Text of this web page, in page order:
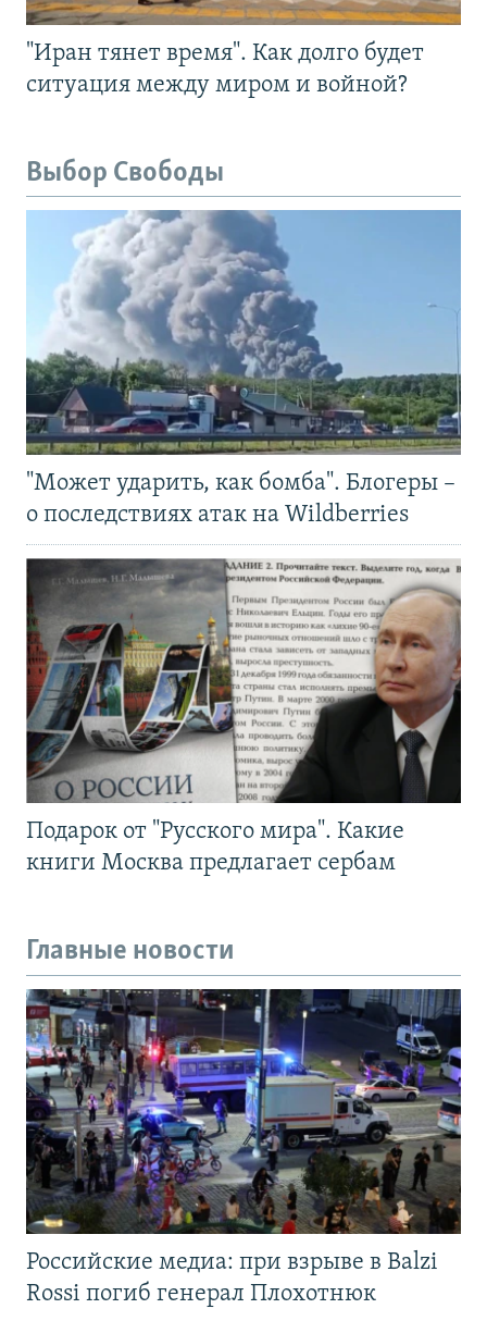
"Иран тянет время". Как долго будет
ситуация между миром и войной?
Выбор Свободы
"Может ударить, как бомба". Блогеры –
о последствиях атак на Wildberries
Подарок от "Русского мира". Какие
книги Москва предлагает сербам
Главные новости
Российские медиа: при взрыве в Balzi
Rossi погиб генерал Плохотнюк